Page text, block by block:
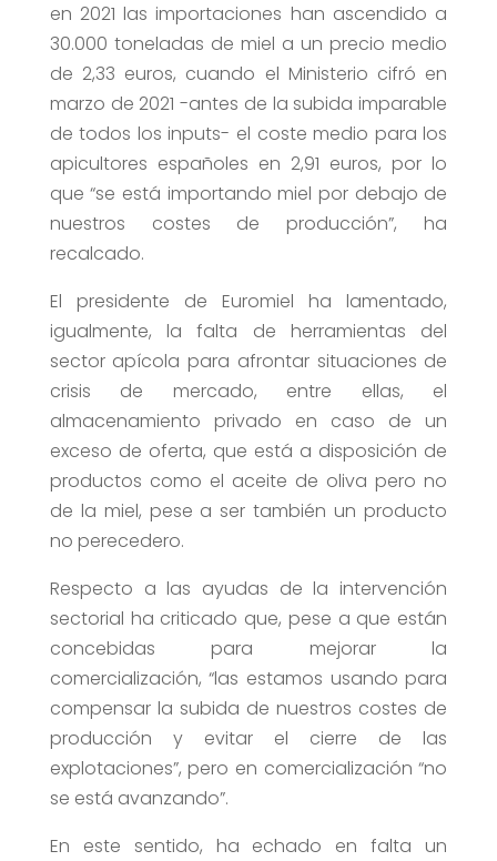
en 2021 las importaciones han ascendido a
30.000 toneladas de miel a un precio medio
de 2,33 euros, cuando el Ministerio cifró en
marzo de 2021 -antes de la subida imparable
de todos los inputs- el coste medio para los
apicultores españoles en 2,91 euros, por lo
que “se está importando miel por debajo de
nuestros costes de producción”, ha
recalcado.
El presidente de Euromiel ha lamentado,
igualmente, la falta de herramientas del
sector apícola para afrontar situaciones de
crisis de mercado, entre ellas, el
almacenamiento privado en caso de un
exceso de oferta, que está a disposición de
productos como el aceite de oliva pero no
de la miel, pese a ser también un producto
no perecedero.
Respecto a las ayudas de la intervención
sectorial ha criticado que, pese a que están
concebidas para mejorar la
comercialización, “las estamos usando para
compensar la subida de nuestros costes de
producción y evitar el cierre de las
explotaciones”, pero en comercialización “no
se está avanzando”.
En este sentido, ha echado en falta un